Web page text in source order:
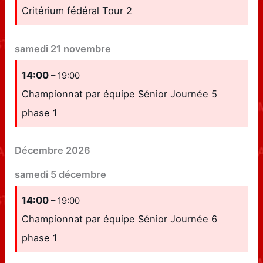
Critérium fédéral Tour 2
samedi 21 novembre
14:00– 19:00
Championnat par équipe Sénior Journée 5
phase 1
Décembre 2026
samedi 5 décembre
14:00– 19:00
Championnat par équipe Sénior Journée 6
phase 1